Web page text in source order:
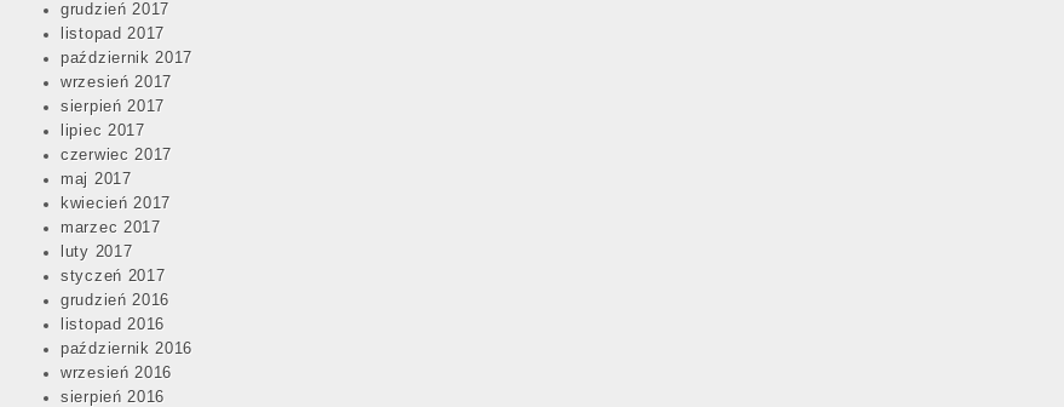
grudzień 2017
listopad 2017
październik 2017
wrzesień 2017
sierpień 2017
lipiec 2017
czerwiec 2017
maj 2017
kwiecień 2017
marzec 2017
luty 2017
styczeń 2017
grudzień 2016
listopad 2016
październik 2016
wrzesień 2016
sierpień 2016